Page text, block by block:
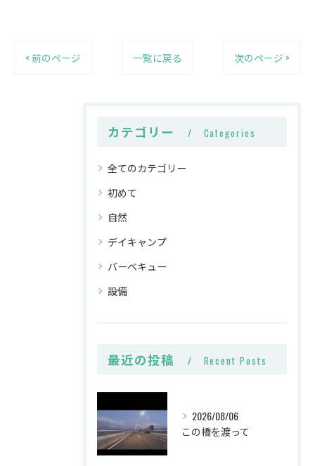
< 前のページ 一覧に戻る 次のページ >
カテゴリー Categories
全てのカテゴリー
初めて
自然
デイキャンプ
バーベキュー
設備
最近の投稿 Recent Posts
2026/08/06
この橋を渡って